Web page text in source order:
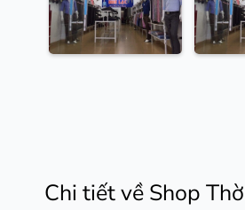
Chi tiết về Shop